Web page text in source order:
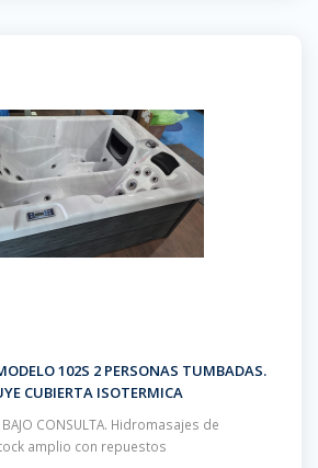
102S 2 PERSONAS TUMBADAS.
CUBIERTA ISOTERMICA
BAJO CONSULTA. Hidromasajes de
amplio con repuestos